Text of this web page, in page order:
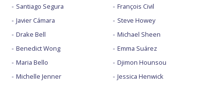
Santiago Segura
Javier Cámara
Drake Bell
Benedict Wong
Maria Bello
Michelle Jenner
François Civil
Steve Howey
Michael Sheen
Emma Suárez
Djimon Hounsou
Jessica Henwick